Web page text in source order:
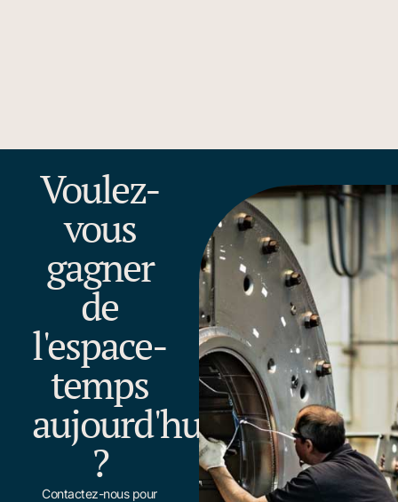
Voulez-
vous
gagner
de
l'espace-
temps
aujourd'hui
?
Contactez-nous pour